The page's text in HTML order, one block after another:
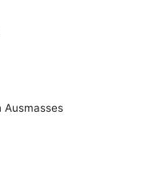
Ausmasses